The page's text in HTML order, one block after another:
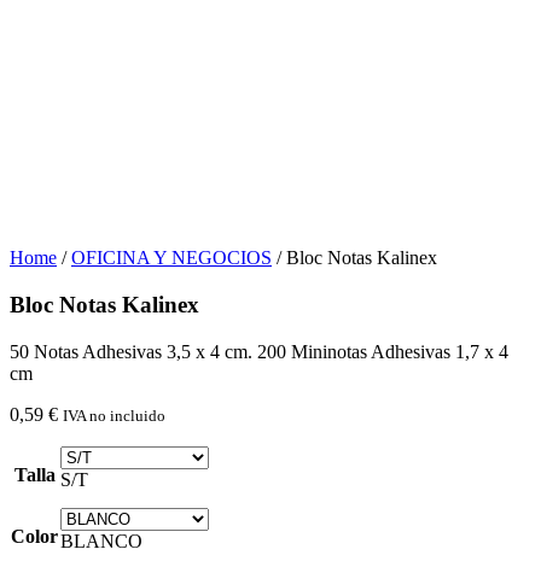
Home /OFICINA Y NEGOCIOS / Bloc Notas Kalinex
Bloc Notas Kalinex
50 Notas Adhesivas 3,5 x 4 cm. 200 Mininotas Adhesivas 1,7 x 4
cm
0,59 € IVA no incluido
Talla S/T
ColorBLANCO